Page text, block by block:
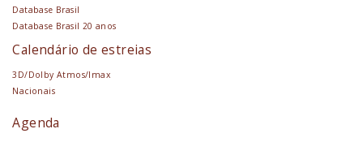
Database Brasil
Database Brasil 20 anos
Calendário de estreias
3D/Dolby Atmos/Imax
Nacionais
Agenda